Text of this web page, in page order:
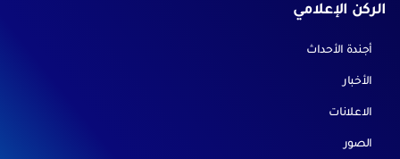
الركن الإعلامي
أجندة الأحداث
الأخبار
الاعلانات
الصور